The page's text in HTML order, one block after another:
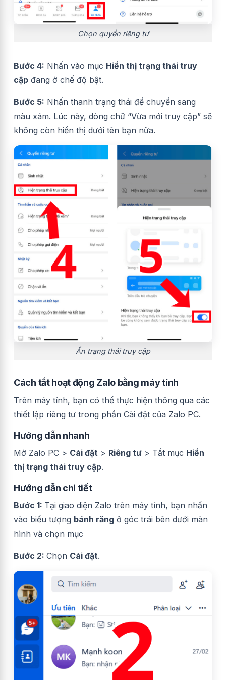
Chọn quyền riêng tư
Bước 4: Nhấn vào mục Hiển thị trạng thái truy
cập đang ở chế độ bật.
Bước 5: Nhấn thanh trạng thái để chuyển sang
màu xám. Lúc này, dòng chữ “Vừa mới truy cập” sẽ
không còn hiển thị dưới tên bạn nữa.
Ẩn trạng thái truy cập
Cách tắt hoạt động Zalo bằng máy tính
Trên máy tính, bạn có thể thực hiện thông qua các
thiết lập riêng tư trong phần Cài đặt của Zalo PC.
Hướng dẫn nhanh
Mở Zalo PC > Cài đặt > Riêng tư > Tắt mục Hiển
thị trạng thái truy cập.
Hướng dẫn chi tiết
Bước 1: Tại giao diện Zalo trên máy tính, bạn nhấn
vào biểu tượng bánh răng ở góc trái bên dưới màn
hình và chọn mục
Bước 2: Chọn Cài đặt.